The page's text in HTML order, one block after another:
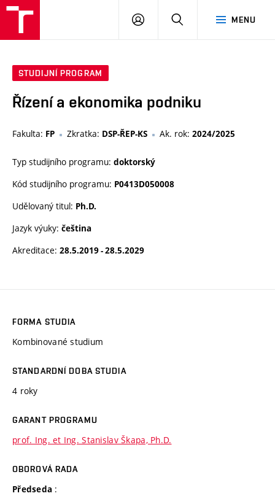
MENU
PŘIHLÁSIT
STUDIJNÍ PROGRAM
Řízení a ekonomika podniku
Fakulta: FP Zkratka: DSP-ŘEP-KS Ak. rok: 2024/2025
Typ studijního programu: doktorský
Kód studijního programu: P0413D050008
Udělovaný titul: Ph.D.
Jazyk výuky: čeština
Akreditace: 28.5.2019 - 28.5.2029
FORMA STUDIA
Kombinované studium
STANDARDNÍ DOBA STUDIA
4 roky
GARANT PROGRAMU
prof. Ing. et Ing. Stanislav Škapa, Ph.D.
OBOROVÁ RADA
Předseda :